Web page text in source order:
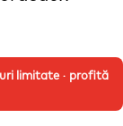
limitate · profită